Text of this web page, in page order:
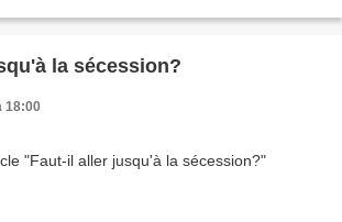
la sécession?
18:00